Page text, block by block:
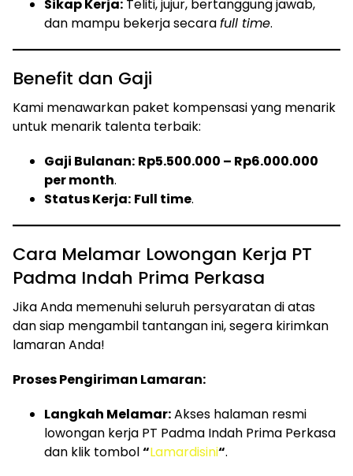
Sikap Kerja: Teliti, jujur, bertanggung jawab,
dan mampu bekerja secarafull time.
Benefit dan Gaji
Kami menawarkan paket kompensasi yang menarik
untuk menarik talenta terbaik:
Gaji Bulanan: Rp5.500.000 – Rp6.000.000
per month.
Status Kerja: Full time.
Cara Melamar Lowongan Kerja PT
Padma Indah Prima Perkasa
Jika Anda memenuhi seluruh persyaratan di atas
dan siap mengambil tantangan ini, segera kirimkan
lamaran Anda!
Proses Pengiriman Lamaran:
Langkah Melamar:Akses halaman resmi
lowongan kerja PT Padma Indah Prima Perkasa
dan klik tombol“Lamardisini“.